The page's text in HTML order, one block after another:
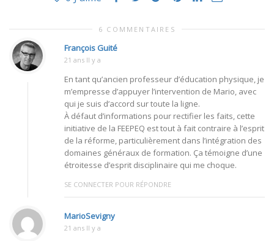
6 COMMENTAIRES
François Guité
21 ans Il y a
En tant qu’ancien professeur d’éducation physique, je
m’empresse d’appuyer l’intervention de Mario, avec
qui je suis d’accord sur toute la ligne.
À défaut d’informations pour rectifier les faits, cette
initiative de la FEEPEQ est tout à fait contraire à l’esprit
de la réforme, particulièrement dans l’intégration des
domaines généraux de formation. Ça témoigne d’une
étroitesse d’esprit disciplinaire qui me choque.
SE CONNECTER POUR RÉPONDRE
MarioSevigny
21 ans Il y a